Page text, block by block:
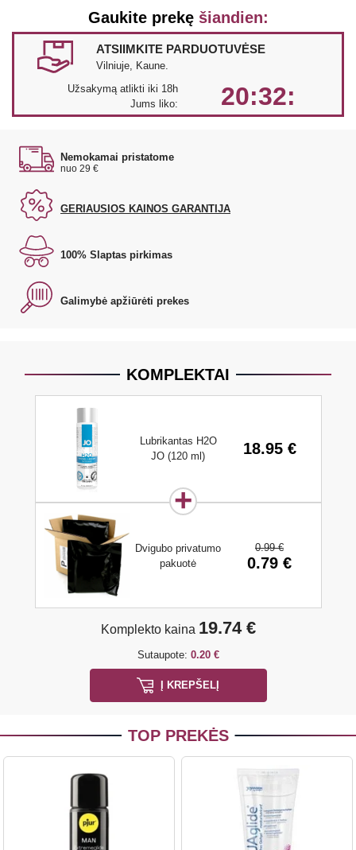
Gaukite prekę šiandien:
ATSIIMKITE PARDUOTUVĖSE
Vilniuje, Kaune.
Užsakymą atlikti iki 18h
Jums liko:
20:32:
Nemokamai pristatome
nuo 29 €
GERIAUSIOS KAINOS GARANTIJA
100% Slaptas pirkimas
Galimybė apžiūrėti prekes
KOMPLEKTAI
Lubrikantas H2O
JO (120 ml)
18.95 €
Dvigubo privatumo
pakuotė
0.99 €
0.79 €
Komplekto kaina 19.74 €
Sutaupote: 0.20 €
Į KREPŠELĮ
TOP PREKĖS